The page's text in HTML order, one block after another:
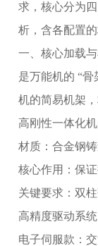
求，核心分为
析，含各配置
一、核心加载
是万能机的 “骨
机的简易机架
高刚性一体化
材质：合金钢
核心作用：保
关键要求：双
高精度驱动系统
电子伺服款：